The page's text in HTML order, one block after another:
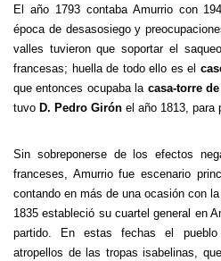
El año 1793 contaba Amurrio con
época de desasosiego y
valles tuvieron que soportar el
francesas; huella de todo ello es el
que entonces ocupaba la casa-torre
tuvo D. Pedro Girón el año 1813, para
Sin sobreponerse de los efectos
franceses, Amurrio fue escenario
contando en más de una ocasión con
1835 estableció su cuartel general en
partido. En estas fechas el
atropellos de las tropas isabelinas,